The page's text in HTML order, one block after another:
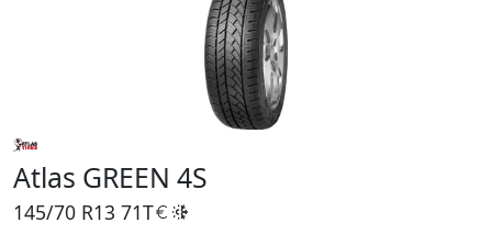
Atlas GREEN 4S
145/70 R13 71T